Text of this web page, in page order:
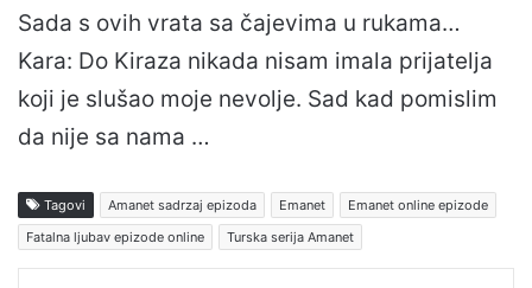
Sada s ovih vrata sa čajevima u rukama…
Kara: Do Kiraza nikada nisam imala prijatelja
koji je slušao moje nevolje. Sad kad pomislim
da nije sa nama …
Tagovi Amanet sadrzaj epizoda Emanet
Emanet online epizode
Fatalna ljubav epizode online
Turska serija Amanet